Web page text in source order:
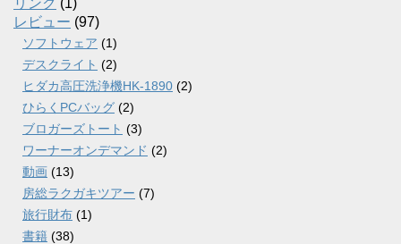
リンク (1)
レビュー (97)
ソフトウェア (1)
デスクライト (2)
ヒダカ高圧洗浄機HK-1890 (2)
ひらくPCバッグ (2)
ブロガーズトート (3)
ワーナーオンデマンド (2)
動画 (13)
房総ラクガキツアー (7)
旅行財布 (1)
書籍 (38)